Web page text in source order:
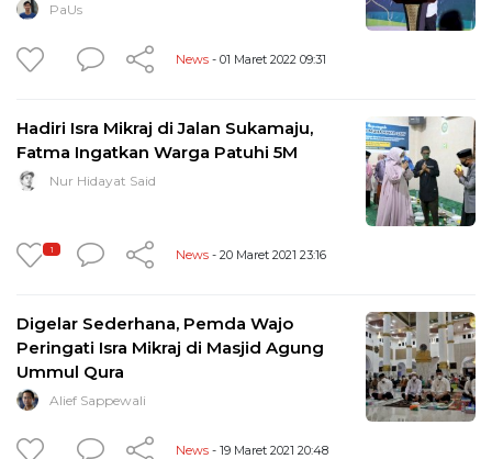
PaUs
News - 01 Maret 2022 09:31
Hadiri Isra Mikraj di Jalan Sukamaju,
Fatma Ingatkan Warga Patuhi 5M
Nur Hidayat Said
1 News - 20 Maret 2021 23:16
Digelar Sederhana, Pemda Wajo
Peringati Isra Mikraj di Masjid Agung
Ummul Qura
Alief Sappewali
News - 19 Maret 2021 20:48